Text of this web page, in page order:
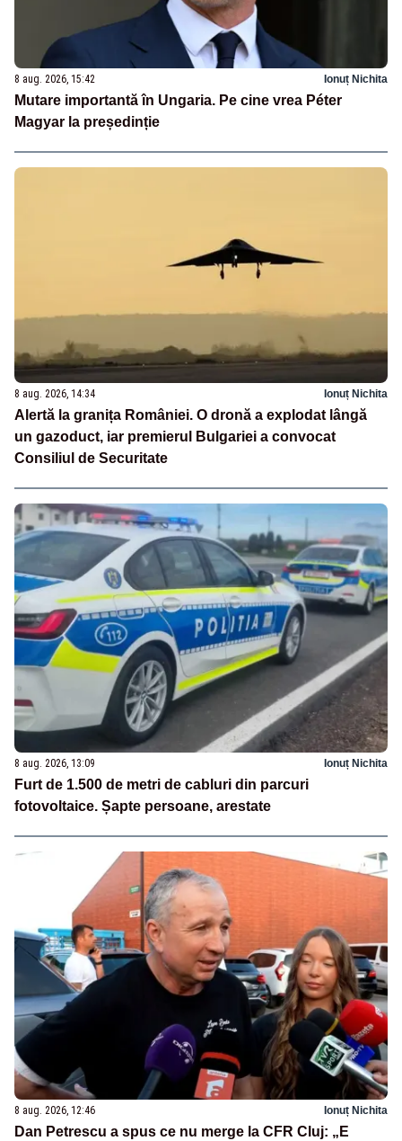
8 aug. 2026, 15:42 Ionuț Nichita
Mutare importantă în Ungaria. Pe cine vrea Péter
Magyar la președinție
8 aug. 2026, 14:34 Ionuț Nichita
Alertă la granița României. O dronă a explodat lângă
un gazoduct, iar premierul Bulgariei a convocat
Consiliul de Securitate
8 aug. 2026, 13:09 Ionuț Nichita
Furt de 1.500 de metri de cabluri din parcuri
fotovoltaice. Șapte persoane, arestate
8 aug. 2026, 12:46 Ionuț Nichita
Dan Petrescu a spus ce nu merge la CFR Cluj: „E